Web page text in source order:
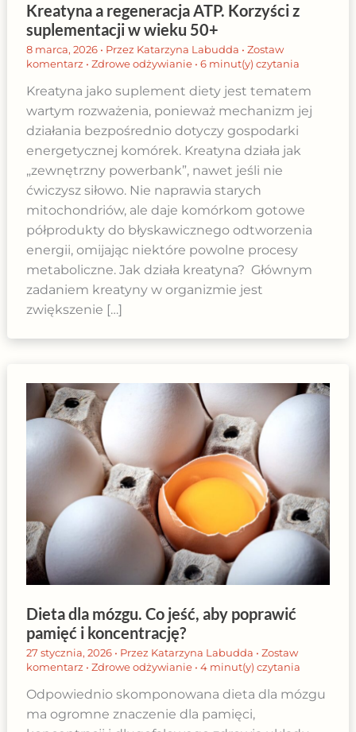
Kreatyna a regeneracja ATP. Korzyści z
suplementacji w wieku 50+
8 marca, 2026 • Przez Katarzyna Labudda • Zostaw
komentarz • Zdrowe odżywianie• 6 minut(y) czytania
Kreatyna jako suplement diety jest tematem
wartym rozważenia, ponieważ mechanizm jej
działania bezpośrednio dotyczy gospodarki
energetycznej komórek. Kreatyna działa jak
„zewnętrzny powerbank”, nawet jeśli nie
ćwiczysz siłowo. Nie naprawia starych
mitochondriów, ale daje komórkom gotowe
półprodukty do błyskawicznego odtworzenia
energii, omijając niektóre powolne procesy
metaboliczne. Jak działa kreatyna? Głównym
zadaniem kreatyny w organizmie jest
zwiększenie […]
Dieta dla mózgu. Co jeść, aby poprawić
pamięć i koncentrację?
27 stycznia, 2026 • Przez Katarzyna Labudda • Zostaw
komentarz • Zdrowe odżywianie• 4 minut(y) czytania
Odpowiednio skomponowana dieta dla mózgu
ma ogromne znaczenie dla pamięci,